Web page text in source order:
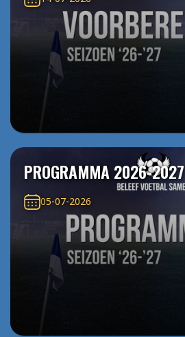
PROGRAMMA 2026-2027
05-07-2026